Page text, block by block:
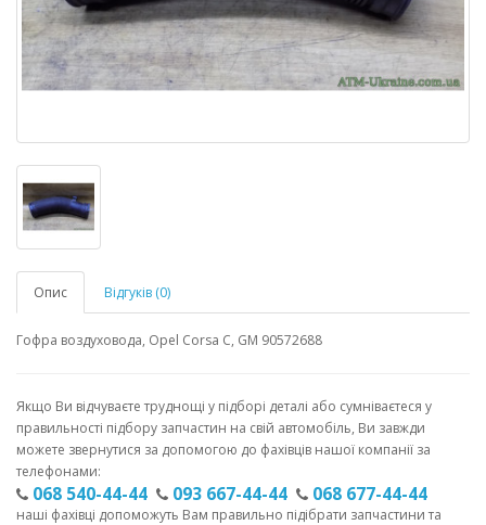
Опис Відгуків (0)
Гофра воздуховода, Opel Corsa C, GM 90572688
Якщо Ви відчуваєте труднощі у підборі деталі або сумніваєтеся у
правильності підбору запчастин на свій автомобіль, Ви завжди
можете звернутися за допомогою до фахівців нашої компанії за
телефонами:
068 540-44-44 093 667-44-44 068 677-44-44
наші фахівці допоможуть Вам правильно підібрати запчастини та